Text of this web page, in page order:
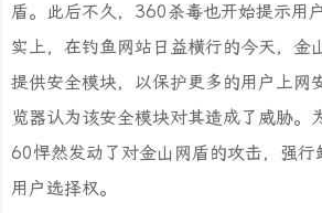
盾。此后不久，360杀毒也开始提示用
实上，在钓鱼网站日益横行的今天，金
提供安全模块，以保护更多的用户上网
览器认为该安全模块对其造成了威胁。
60悍然发动了对金山网盾的攻击，强行
用户选择权。